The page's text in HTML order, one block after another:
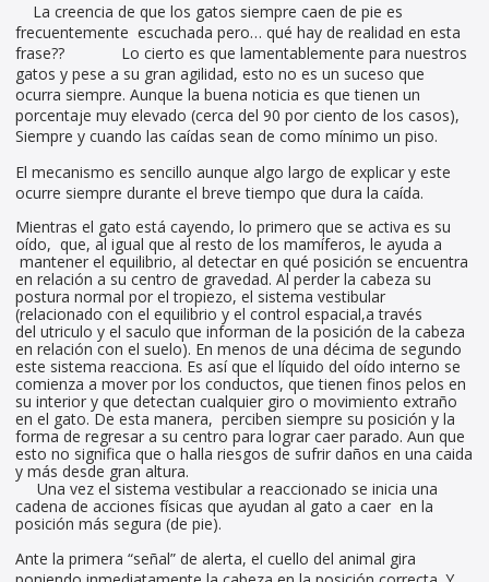
La creencia de que los gatos siempre caen de pie es
frecuentemente escuchada pero… qué hay de realidad en esta
frase?? Lo cierto es que lamentablemente para nuestros
gatos y pese a su gran agilidad, esto no es un suceso que
ocurra siempre. Aunque la buena noticia es que tienen un
porcentaje muy elevado (cerca del 90 por ciento de los casos),
Siempre y cuando las caídas sean de como mínimo un piso.
El mecanismo es sencillo aunque algo largo de explicar y este
ocurre siempre durante el breve tiempo que dura la caída.
Mientras el gato está cayendo, lo primero que se activa es su
oído, que, al igual que al resto de los mamíferos, le ayuda a
mantener el equilibrio, al detectar en qué posición se encuentra
en relación a su centro de gravedad. Al perder la cabeza su
postura normal por el tropiezo, el sistema vestibular
(relacionado con el equilibrio y el control espacial,a través
del utriculo y el saculo que informan de la posición de la cabeza
en relación con el suelo). En menos de una décima de segundo
este sistema reacciona. Es así que el líquido del oído interno se
comienza a mover por los conductos, que tienen finos pelos en
su interior y que detectan cualquier giro o movimiento extraño
en el gato. De esta manera, perciben siempre su posición y la
forma de regresar a su centro para lograr caer parado. Aun que
esto no significa que o halla riesgos de sufrir daños en una caida
y más desde gran altura.
Una vez el sistema vestibular a reaccionado se inicia una
cadena de acciones físicas que ayudan al gato a caer en la
posición más segura (de pie).
Ante la primera “señal” de alerta, el cuello del animal gira